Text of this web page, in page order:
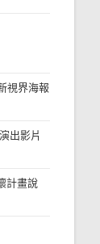
視界海報
出影片
計畫說